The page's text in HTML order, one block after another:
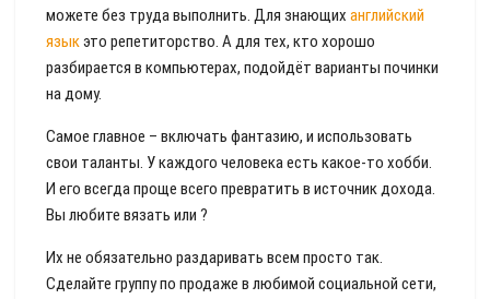
можете без труда выполнить. Для знающих английский
языкэто репетиторство. А для тех, кто хорошо
разбирается в компьютерах, подойдёт варианты починки
на дому.
Самое главное – включать фантазию, и использовать
свои таланты. У каждого человека есть какое-то хобби.
И его всегда проще всего превратить в источник дохода.
Вы любите вязать или ?
Их не обязательно раздаривать всем просто так.
Сделайте группу по продаже в любимой социальной сети,